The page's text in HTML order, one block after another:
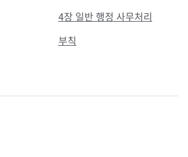
4장 일반 행정 사무처리
부칙